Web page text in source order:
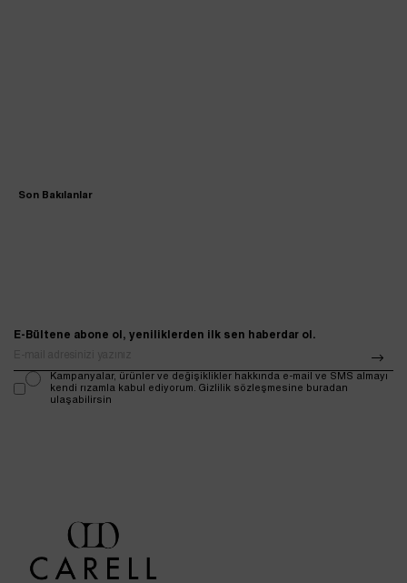
Son Bakılanlar
E-Bültene abone ol, yeniliklerden ilk sen haberdar ol.
Kampanyalar, ürünler ve değişiklikler hakkında e-mail ve SMS almayı
kendi rızamla kabul ediyorum. Gizlilik sözleşmesine buradan
ulaşabilirsin